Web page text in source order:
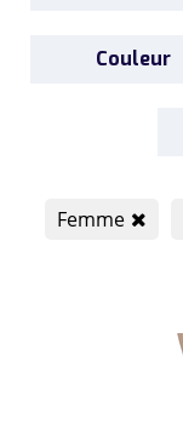
Couleur
Femme